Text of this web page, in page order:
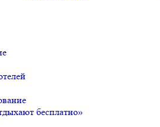
бесплатно»